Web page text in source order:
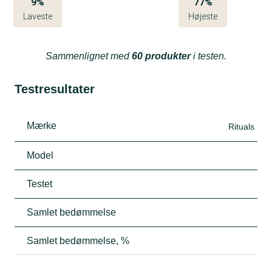
Laveste Højeste
Sammenlignet med60 produkteri testen.
Testresultater
Mærke Rituals
Model
Testet
Samlet bedømmelse
Samlet bedømmelse, %